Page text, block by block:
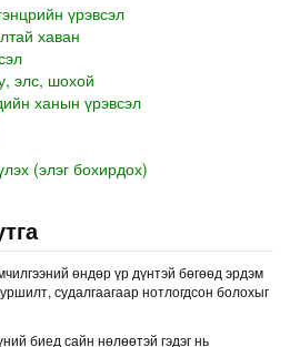
үрэвсэл
хаван
элс, шохой
ханын үрэвсэл
(элэг бохирдох)
өндөр үр дүнтэй бөгөөд эрдэм
судалгаагаар нотлогдсон болохыг
биед сайн нөлөөтэй гэдэг нь